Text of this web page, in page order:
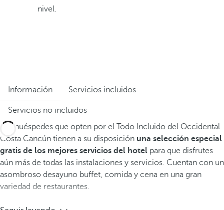
nivel.
Información Servicios incluidos
Servicios no incluidos
Los huéspedes que opten por el Todo Incluido del Occidental
Costa Cancún tienen a su disposición una selección especial
gratis de los mejores servicios del hotel para que disfrutes
aún más de todas las instalaciones y servicios. Cuentan con un
asombroso desayuno buffet, comida y cena en una gran
variedad de restaurantes.